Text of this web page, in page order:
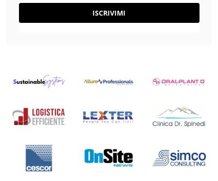
ISCRIVIMI